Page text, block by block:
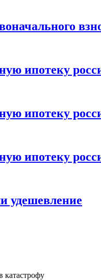
ипотеку
ипотеку
ипотеку
удешевление
катастрофу